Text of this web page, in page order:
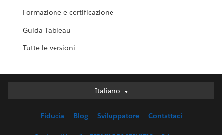
Formazione e certificazione
Guida Tableau
Tutte le versioni
Italiano
Italiano
English (UK)
Fiducia Blog Sviluppatore Contattaci